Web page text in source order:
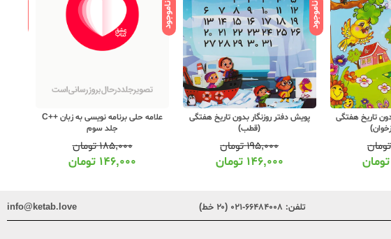
تاریخ هفتگی
تومان
ناموجود
پویش دفتر روزنگار بدون تاریخ هفتگی
(قطب)
۱۹۵,۰۰۰تومان
۱۴۶,۰۰۰ تومان
ناموجود
علامه حلی برنامه نویسی به زبان ++C
جلد سوم
۱۸۵,۰۰۰تومان
۱۴۶,۰۰۰ تومان
تلفن: ۶۶۴۸۴۰۰۸-۰۲۱ (۲۰ خط) info@ketab.love